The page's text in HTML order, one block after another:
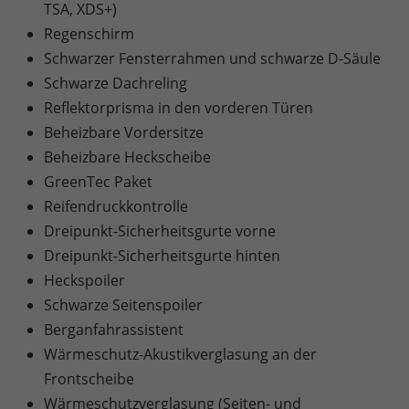
TSA, XDS+)
Regenschirm
Schwarzer Fensterrahmen und schwarze D-Säule
Schwarze Dachreling
Reflektorprisma in den vorderen Türen
Beheizbare Vordersitze
Beheizbare Heckscheibe
GreenTec Paket
Reifendruckkontrolle
Dreipunkt-Sicherheitsgurte vorne
Dreipunkt-Sicherheitsgurte hinten
Heckspoiler
Schwarze Seitenspoiler
Berganfahrassistent
Wärmeschutz-Akustikverglasung an der
Frontscheibe
Wärmeschutzverglasung (Seiten- und